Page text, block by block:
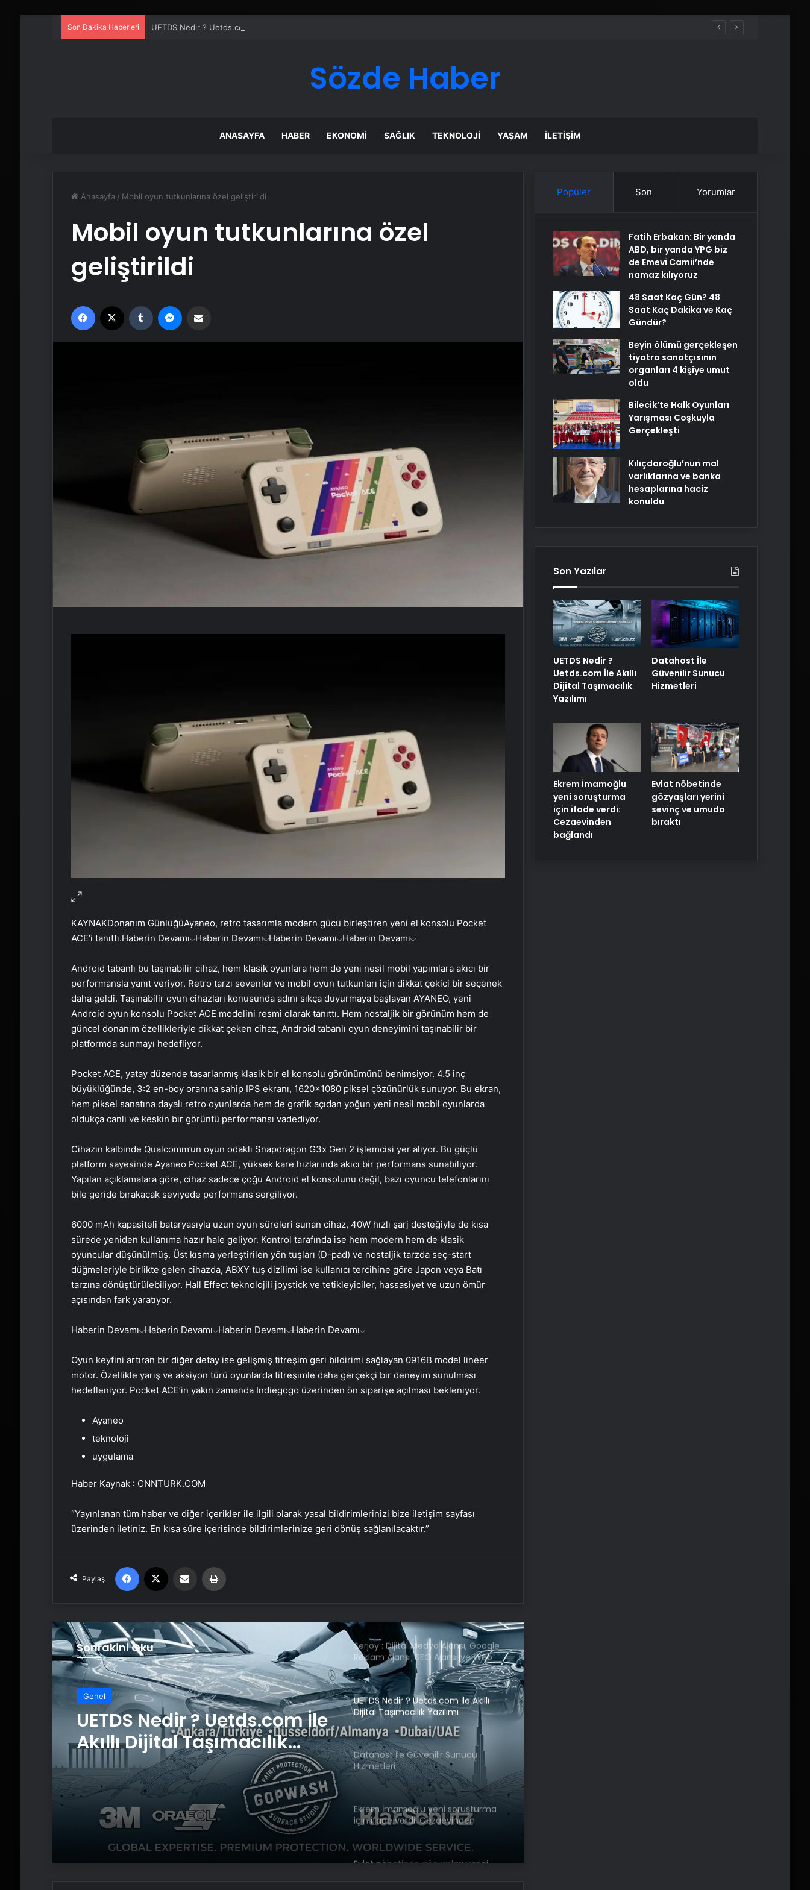
Son Dakika Haberleri UETDS Nedir ? Uetds.com İle Akıllı Dijital Taşımacılık Yazılımı
Sözde Haber
ANASAYFA HABER EKONOMI SAĞLIK TEKNOLOJI YAŞAM İLETIŞIM
Anasayfa / Mobil oyun tutkunlarına özel geliştirildi
Mobil oyun tutkunlarına özel
geliştirildi
Facebook Tumblr
KAYNAKDonanım GünlüğüAyaneo, retro tasarımla modern gücü birleştiren yeni el konsolu Pocket
ACE’i tanıttı.Haberin Devamı Haberin Devamı Haberin Devamı Haberin Devamı
Android tabanlı bu taşınabilir cihaz, hem klasik oyunlara hem de yeni nesil mobil yapımlara akıcı bir
performansla yanıt veriyor. Retro tarzı sevenler ve mobil oyun tutkunları için dikkat çekici bir seçenek
daha geldi. Taşınabilir oyun cihazları konusunda adını sıkça duyurmaya başlayan AYANEO, yeni
Android oyun konsolu Pocket ACE modelini resmi olarak tanıttı. Hem nostaljik bir görünüm hem de
güncel donanım özellikleriyle dikkat çeken cihaz, Android tabanlı oyun deneyimini taşınabilir bir
platformda sunmayı hedefliyor.
Pocket ACE, yatay düzende tasarlanmış klasik bir el konsolu görünümünü benimsiyor. 4.5 inç
büyüklüğünde, 3:2 en-boy oranına sahip IPS ekranı, 1620×1080 piksel çözünürlük sunuyor. Bu ekran,
hem piksel sanatına dayalı retro oyunlarda hem de grafik açıdan yoğun yeni nesil mobil oyunlarda
oldukça canlı ve keskin bir görüntü performansı vadediyor.
Cihazın kalbinde Qualcomm’un oyun odaklı Snapdragon G3x Gen 2 işlemcisi yer alıyor. Bu güçlü
platform sayesinde Ayaneo Pocket ACE, yüksek kare hızlarında akıcı bir performans sunabiliyor.
Yapılan açıklamalara göre, cihaz sadece çoğu Android el konsolunu değil, bazı oyuncu telefonlarını
bile geride bırakacak seviyede performans sergiliyor.
6000 mAh kapasiteli bataryasıyla uzun oyun süreleri sunan cihaz, 40W hızlı şarj desteğiyle de kısa
sürede yeniden kullanıma hazır hale geliyor. Kontrol tarafında ise hem modern hem de klasik
oyuncular düşünülmüş. Üst kısma yerleştirilen yön tuşları (D-pad) ve nostaljik tarzda seç-start
düğmeleriyle birlikte gelen cihazda, ABXY tuş dizilimi ise kullanıcı tercihine göre Japon veya Batı
tarzına dönüştürülebiliyor. Hall Effect teknolojili joystick ve tetikleyiciler, hassasiyet ve uzun ömür
açısından fark yaratıyor.
Haberin Devamı Haberin Devamı Haberin Devamı Haberin Devamı
Oyun keyfini artıran bir diğer detay ise gelişmiş titreşim geri bildirimi sağlayan 0916B model lineer
motor. Özellikle yarış ve aksiyon türü oyunlarda titreşimle daha gerçekçi bir deneyim sunulması
hedefleniyor. Pocket ACE’in yakın zamanda Indiegogo üzerinden ön siparişe açılması bekleniyor.
Ayaneo
teknoloji
uygulama
Haber Kaynak : CNNTURK.COM
“Yayınlanan tüm haber ve diğer içerikler ile ilgili olarak yasal bildirimlerinizi bize iletişim sayfası
üzerinden iletiniz. En kısa süre içerisinde bildirimlerinize geri dönüş sağlanılacaktır.”
Paylaş
Facebook Email'den paylaş
Sonrakini Oku
Genel
UETDS Nedir ? Uetds.com İle
Akıllı Dijital Taşımacılık
Yazılımı
Genel
Datahost İle Güvenilir
Sunucu Hizmetleri
terörsüz Türkiye mesajı: Bu defa
Başkan Erdoğan, 3 ülkenin
büyükelçisini kabul etti
Dışişleri Bakanlığı’ndan Libya
UETDS Nedir ? Uetds.com İle Akıllı
Dijital Taşımacılık Yazılımı
Datahost İle Güvenilir Sunucu
Hizmetleri
Ekrem İmamoğlu yeni soruşturma
için ifade verdi: Cezaevinden
bağlandı
Evlat nöbetinde gözyaşları yerini
sevinç ve umuda bıraktı
AK Partili Hüseyin Yayman’dan
Popüler Son Yorumlar
Fatih Erbakan: Bir yanda
ABD, bir yanda YPG biz
de Emevi Camii’nde
namaz kılıyoruz
48 Saat Kaç Gün? 48
Saat Kaç Dakika ve Kaç
Gündür?
Beyin ölümü gerçekleşen
tiyatro sanatçısının
organları 4 kişiye umut
oldu
Bilecik’te Halk Oyunları
Yarışması Coşkuyla
Gerçekleşti
Kılıçdaroğlu’nun mal
varlıklarına ve banka
hesaplarına haciz
konuldu
Son Yazılar
UETDS Nedir ?
Uetds.com İle Akıllı
Dijital Taşımacılık
Yazılımı
Datahost İle
Güvenilir Sunucu
Hizmetleri
Ekrem İmamoğlu
yeni soruşturma
için ifade verdi:
Cezaevinden
bağlandı
Evlat nöbetinde
gözyaşları yerini
sevinç ve umuda
bıraktı